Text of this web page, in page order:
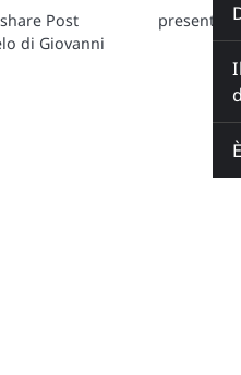
Post
di Giovanni